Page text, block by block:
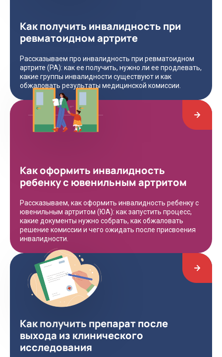
Как получить инвалидность при
ревматоидном артрите
Рассказываем про инвалидность при ревматоидном
артрите (РА): как ее получить, нужно ли ее продлевать,
какие группы инвалидности существуют и как
обжаловать результаты медицинской комиссии.
Как оформить инвалидность
ребенку с ювенильным артритом
Рассказываем, как оформить инвалидность ребенку с
ювенильным артритом (ЮА): как запустить процесс,
какие документы нужно собрать, как обжаловать
решение комиссии и чего ожидать после присвоения
инвалидности.
Как получить препарат после
выхода из клинического
исследования